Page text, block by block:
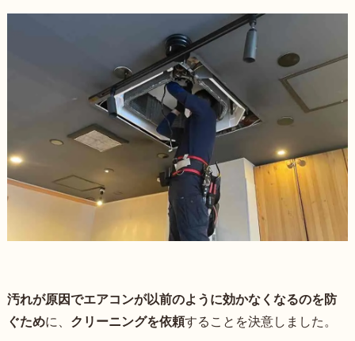
汚れが原因でエアコンが以前のように効かなくなるのを防
ぐために、 クリーニングを依頼することを決意しました。